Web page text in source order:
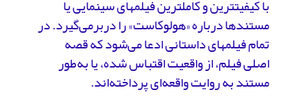
با کیفیت­ترین و کامل­ترین فیلم­های سینمایی یا
مستندها درباره «هولوکاست» را دربرمی‌گیرد. در
تمام فیلم­های داستانی ادعا می‌شود که قصه
اصلی فیلم، از واقعیت اقتباس شده­، یا به‌طور
مستند به روایت واقعه‌ای پرداخته‌اند.